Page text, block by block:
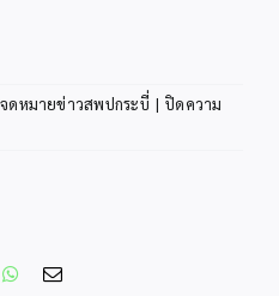
จดหมายข่าวสพปกระบี่ | ปิดความ
WhatsApp
Email